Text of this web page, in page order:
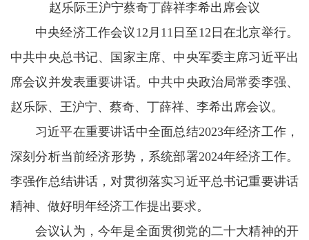
赵乐际王沪宁蔡奇丁薛祥李希出席会议
中央经济工作会议12月11日至12日在北京举行。
中共中央总书记、国家主席、中央军委主席习近平出
席会议并发表重要讲话。中共中央政治局常委李强、
赵乐际、王沪宁、蔡奇、丁薛祥、李希出席会议。
习近平在重要讲话中全面总结2023年经济工作，
深刻分析当前经济形势，系统部署2024年经济工作。
李强作总结讲话，对贯彻落实习近平总书记重要讲话
精神、做好明年经济工作提出要求。
会议认为，今年是全面贯彻党的二十大精神的开